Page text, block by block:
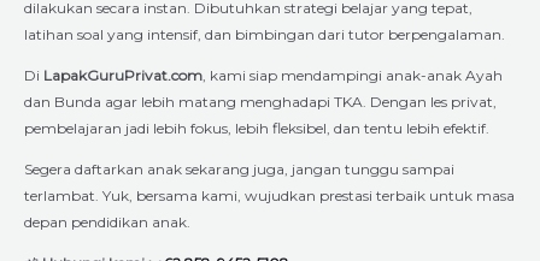
dilakukan secara instan. Dibutuhkan strategi belajar yang tepat,
latihan soal yang intensif, dan bimbingan dari tutor berpengalaman.
Di LapakGuruPrivat.com , kami siap mendampingi anak-anak Ayah
dan Bunda agar lebih matang menghadapi TKA. Dengan les privat,
pembelajaran jadi lebih fokus, lebih fleksibel, dan tentu lebih efektif.
Segera daftarkan anak sekarang juga, jangan tunggu sampai
terlambat. Yuk, bersama kami, wujudkan prestasi terbaik untuk masa
depan pendidikan anak.